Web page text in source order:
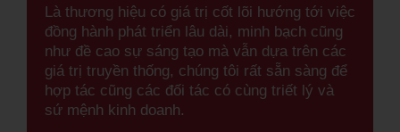
Là thương hiệu có giá trị cốt lõi hướng tới việc
đồng hành phát triển lâu dài, minh bạch cũng
như đề cao sự sáng tạo mà vẫn dựa trên các
giá trị truyền thống, chúng tôi rất sẵn sàng để
hợp tác cũng các đối tác có cùng triết lý và
sứ mệnh kinh doanh.